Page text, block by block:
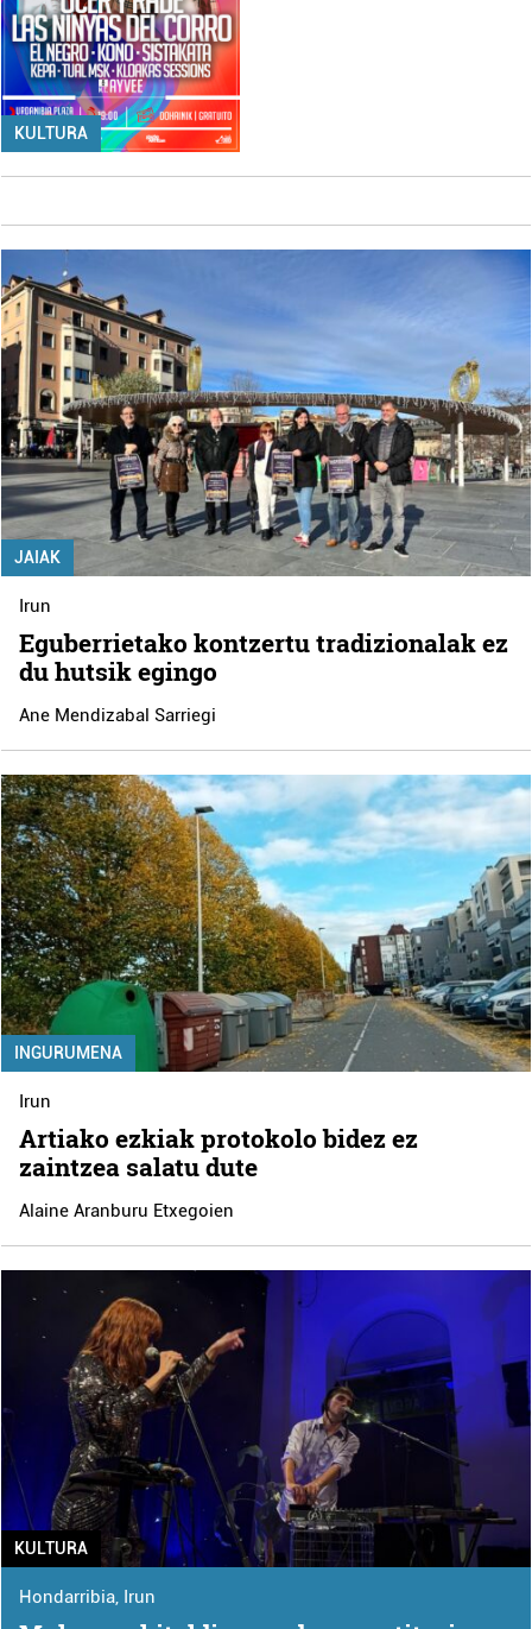
KULTURA
JAIAK
Irun
Eguberrietako kontzertu tradizionalak ez
du hutsik egingo
Ane Mendizabal Sarriegi
INGURUMENA
Irun
Artiako ezkiak protokolo bidez ez
zaintzea salatu dute
Alaine Aranburu Etxegoien
KULTURA
Hondarribia, Irun